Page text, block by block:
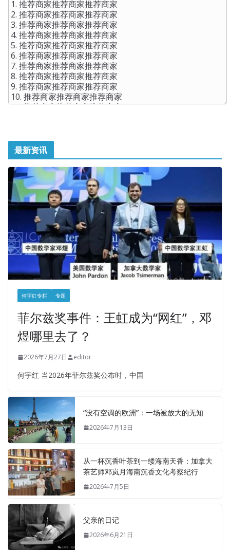
最新资讯
何宇红专栏 专题
菲尔兹奖事件：王虹成为“网红”，邓
煜哪里去了？
2026年7月27日 editor
何宇红 当2026年菲尔兹奖公布时，中国
“没有空调的欧洲”：一场被放大的无知
2026年7月13日
从一杯沉香叶茶到一缕海南天香：加拿大
茶艺师邓岚月海南沉香文化考察纪行
2026年7月5日
父亲的日记
2026年6月21日